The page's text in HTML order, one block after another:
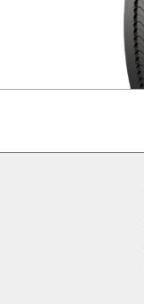
短距离、中低
车驱动轮位使